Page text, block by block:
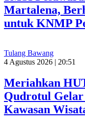
Martalena,
untuk KNMP
Tulang Bawang
4 Agustus 2026 | 20:51
Meriahkan
Qudrotul Gelar
Kawasan